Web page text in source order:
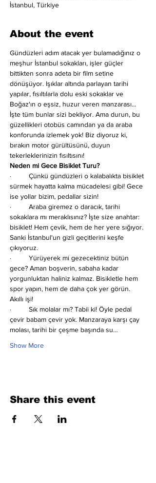
İstanbul, Türkiye
About the event
Gündüzleri adım atacak yer bulamadığınız o
meşhur İstanbul sokakları, işler güçler
bittikten sonra adeta bir film setine
dönüşüyor. Işıklar altında parlayan tarihi
yapılar, fısıltılarla dolu eski sokaklar ve
Boğaz'ın o eşsiz, huzur veren manzarası...
İşte tüm bunlar sizi bekliyor. Ama durun, bu
güzellikleri otobüs camından ya da araba
konforunda izlemek yok! Biz diyoruz ki,
bırakın motor gürültüsünü, duyun
tekerleklerinizin fısıltısını!
Neden mi Gece Bisiklet Turu?
·         Çünkü gündüzleri o kalabalıkta bisiklet
sürmek hayatta kalma mücadelesi gibi! Gece
ise yollar bizim, pedallar sizin!
·         Araba giremez o daracık, tarihi
sokaklara mı meraklısınız? İşte size anahtar:
bisiklet! Hem çevik, hem de her yere sığıyor.
Sanki İstanbul'un gizli geçitlerini keşfe
çıkıyoruz.
·         Yürüyerek mi gezecektiniz bütün
gece? Aman boşverin, sabaha kadar
yorgunluktan haliniz kalmaz. Bisikletle hem
spor yapın, hem de daha çok yer görün.
Akıllı işi!
·         Sık molalar mı? Tabii ki! Öyle pedal
çevir babam çevir yok. Manzaraya karşı çay
molası, tarihi bir çeşme başında su…
Show More
Share this event